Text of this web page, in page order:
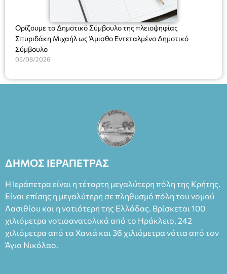
Ορίζουμε το Δημοτικό Σύμβουλο της πλειοψηφίας
Σπυριδάκη Μιχαήλ ως Άμισθο Εντεταλμένο Δημοτικό
Σύμβουλο
05/08/2026
ΔΗΜΟΣ ΙΕΡΑΠΕΤΡΑΣ
Η Ιεράπετρα είναι η τέταρτη μεγαλύτερη πόλη της Κρήτης.
Είναι επίσης η μεγαλύτερη σε πληθυσμό πόλη του νομού
Λασιθίου και η νοτιότερη της Ελλάδας. Βρίσκεται 100
χιλιόμετρα νοτιοανατολικά από το Ηράκλειο, 242
χιλιόμετρα από τα Χανιά και 36 χιλιόμετρα νότια από τον
Άγιο Νικόλαο.